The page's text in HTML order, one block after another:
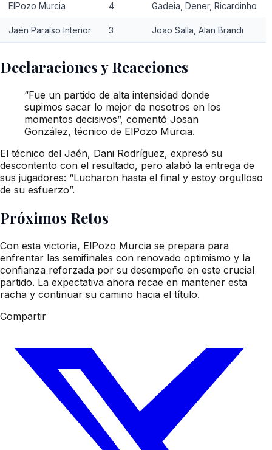
ElPozo Murcia 4 Gadeia, Dener, Ricardinho
Jaén Paraíso Interior 3 Joao Salla, Alan Brandi
Declaraciones y Reacciones
“Fue un partido de alta intensidad donde
supimos sacar lo mejor de nosotros en los
momentos decisivos”, comentó Josan
González, técnico de ElPozo Murcia.
El técnico del Jaén, Dani Rodríguez, expresó su
descontento con el resultado, pero alabó la entrega de
sus jugadores: “Lucharon hasta el final y estoy orgulloso
de su esfuerzo”.
Próximos Retos
Con esta victoria, ElPozo Murcia se prepara para
enfrentar las semifinales con renovado optimismo y la
confianza reforzada por su desempeño en este crucial
partido. La expectativa ahora recae en mantener esta
racha y continuar su camino hacia el título.
Compartir